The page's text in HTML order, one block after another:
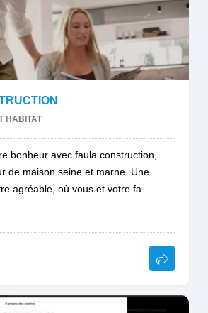
HABITAT
bonheur avec faula construction,
de maison seine et marne. Une
agréable, où vous et votre fa...